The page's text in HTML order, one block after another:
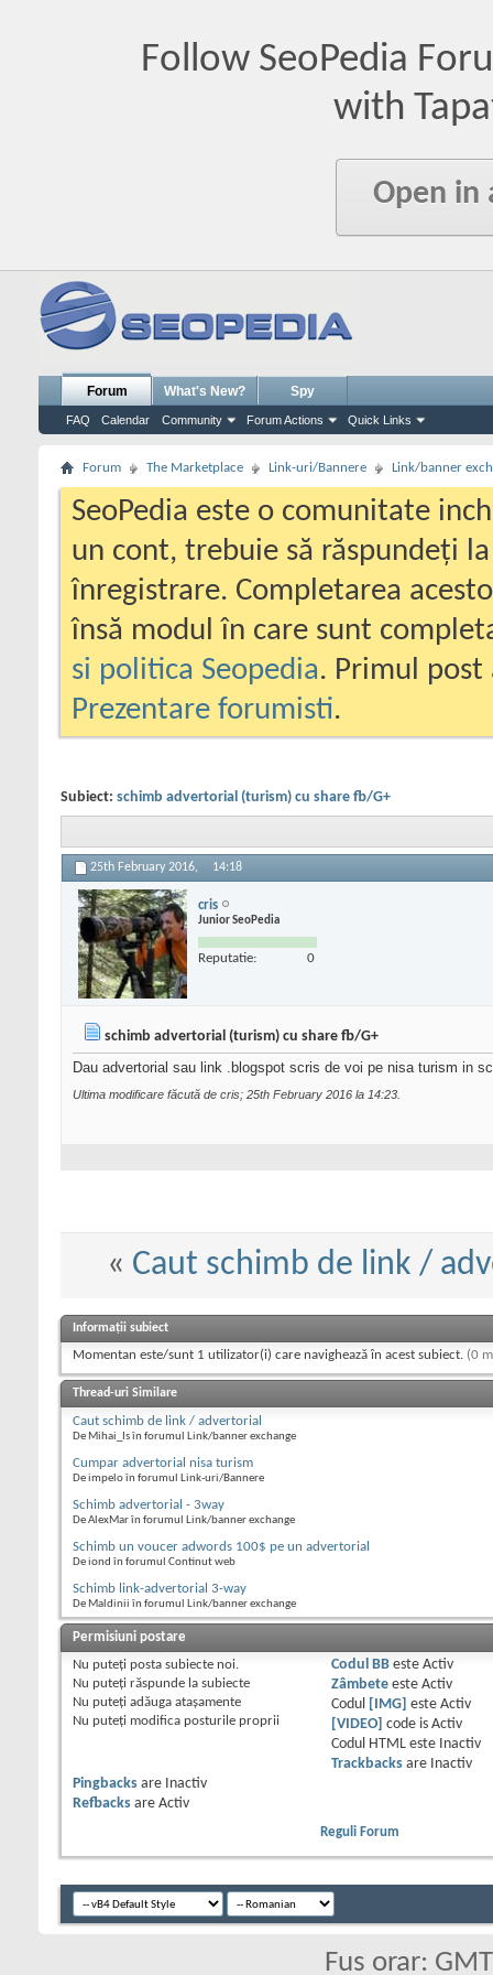
Follow SeoPedia
with
Open in
Forum
FAQ Calendar Community Forum Actions Quick Links
What's New? Spy
Forum The Marketplace Link-uri/Bannere Link/banner
SeoPedia este o comunitate
un cont, trebuie să răspundeți
înregistrare. Completarea
însă modul în care sunt
si politica Seopedia. Primul
Prezentare forumisti.
Subiect: schimb advertorial (turism) cu share fb/G+
25th February 2016, 14:18
cris
Junior SeoPedia
Reputatie: 0
schimb advertorial (turism) cu share fb/G+
Dau advertorial sau link .blogspot scris de voi pe nisa turism in
Ultima modificare făcută de cris; 25th February 2016 la 14:23
« Caut schimb de link /
Informații subiect
Momentan este/sunt 1 utilizator(i) care navighează în acest subiect. (0
Thread-uri Similare
Caut schimb de link / advertorial
De Mihai_Is în forumul Link/banner exchange
Cumpar advertorial nisa turism
De impelo în forumul Link-uri/Bannere
Schimb advertorial - 3way
De AlexMar în forumul Link/banner exchange
Schimb un voucer adwords 100$ pe un advertorial
De iond în forumul Continut web
Schimb link-advertorial 3-way
De Maldinii în forumul Link/banner exchange
Permisiuni postare
Nu puteţi posta subiecte noi.
Nu puteţi răspunde la subiecte
Nu puteţi adăuga ataşamente
Nu puteţi modifica posturile proprii
Codul BBeste Activ
Zâmbeteeste Activ
Codul
[IMG] este Activ
[VIDEO]
code is Activ
Codul HTML este
Inactiv
Trackbacksare
Inactiv
Pingbacks are
Inactiv
Refbacks are Activ
Reguli Forum
Fus orar: